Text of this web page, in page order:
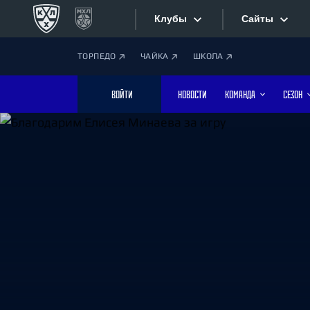
Клубы
Дивизион Боброва
Лада
Сайты
ТОРПЕДО ЧАЙКА ШКОЛА
ВОЙТИ НОВОСТИ КОМАНДА СЕЗОН